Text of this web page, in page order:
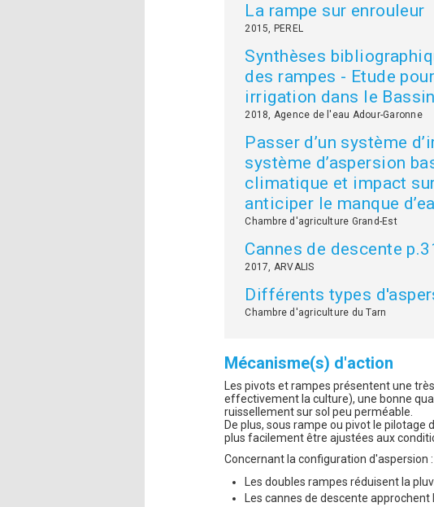
La rampe sur enrouleur
2015, PEREL
Synthèses
des rampes - Etude
irrigation dans le
2018, Agence de l'eau Adour-Garonne
Passer d’un système
système d’aspersion
climatique et impact
anticiper le manque
Chambre d'agriculture Grand-Est
Cannes de descente
2017, ARVALIS
Différents types
Chambre d'agriculture du Tarn
Mécanisme(s) d'action
Les pivots et rampes présentent une
effectivement la culture), une bonne
ruissellement sur sol peu perméable.
De plus, sous rampe ou pivot le
plus facilement être ajustées aux
Concernant la configuration d'aspersion :
Les doubles rampes réduisent la
Les cannes de descente